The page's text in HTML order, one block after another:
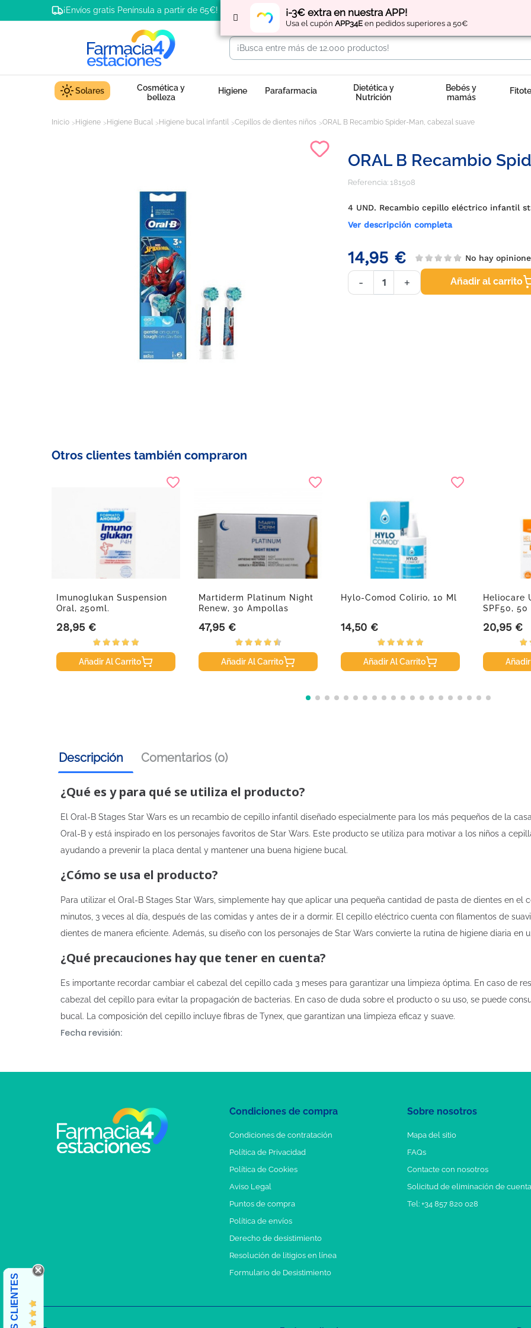
¡-3€ extra en nuestra APP!
Usa el cupón APP34E en pedidos superiores a 50€
¡Envíos gratis Península a partir de 65€! Regístratey obtén
Solares
Cosmética y
belleza
Higiene Parafarmacia
Dietética y
Nutrición
Bebés y
mamás
Inicio Higiene Higiene Bucal Higiene bucal infantil Cepillos de dientes niños ORAL B Recambio Spider-Man, cabezal suave
ORAL B Recambio
Referencia: 181508
4 UND. Recambio cepillo eléctrico infantil
Ver descripción completa
14,95 € No hay
- + Añadir al carrito
Otros clientes también compraron
Imunoglukan Suspension
Oral, 250ml.
Precio
28,95 €
Añadir Al Carrito
Martiderm Platinum Night
Renew, 30 Ampollas
Precio
47,95 €
Añadir Al Carrito
Hylo-Comod Colirio, 10 Ml
Precio
14,50 €
Añadir Al Carrito
Heliocare
SPF50, 50
Precio
20,95 €
Descripción Comentarios (0)
¿Qué es y para qué se utiliza el producto?
El Oral-B Stages Star Wars es un recambio de cepillo infantil diseñado especialmente para los más pequeños de la
Oral-B y está inspirado en los personajes favoritos de Star Wars. Este producto se utiliza para motivar a los niños a
ayudando a prevenir la placa dental y mantener una buena higiene bucal.
¿Cómo se usa el producto?
Para utilizar el Oral-B Stages Star Wars, simplemente hay que aplicar una pequeña cantidad de pasta de dientes en el
minutos, 3 veces al día, después de las comidas y antes de ir a dormir. El cepillo eléctrico cuenta con filamentos de
dientes de manera eficiente. Además, su diseño con los personajes de Star Wars convierte la rutina de higiene diaria en
¿Qué precauciones hay que tener en cuenta?
Es importante recordar cambiar el cabezal del cepillo cada 3 meses para garantizar una limpieza óptima. En caso de
cabezal del cepillo para evitar la propagación de bacterias. En caso de duda sobre el producto o su uso, se puede
bucal. La composición del cepillo incluye fibras de Tynex, que garantizan una limpieza eficaz y suave.
Fecha revisión:
Condiciones de compra
Condiciones de contratación
Política de Privacidad
Política de Cookies
Aviso Legal
Puntos de compra
Política de envíos
Derecho de desistimiento
Resolución de litigios en línea
Formulario de Desistimiento
Sobre nosotros
Mapa del sitio
FAQs
Contacte con nosotros
Solicitud de eliminación de cuenta
Tel: +34 857 820 028